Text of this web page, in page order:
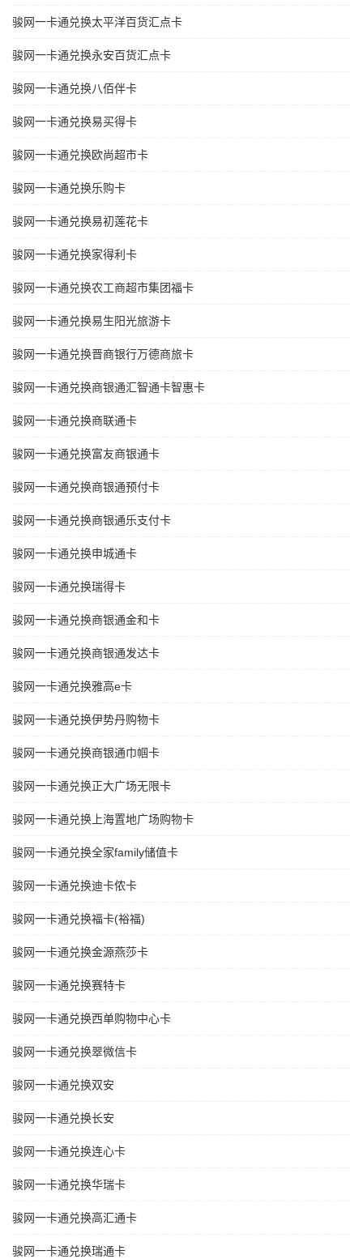
骏网一卡通兑换太平洋百货汇点卡
骏网一卡通兑换永安百货汇点卡
骏网一卡通兑换八佰伴卡
骏网一卡通兑换易买得卡
骏网一卡通兑换欧尚超市卡
骏网一卡通兑换乐购卡
骏网一卡通兑换易初莲花卡
骏网一卡通兑换家得利卡
骏网一卡通兑换农工商超市集团福卡
骏网一卡通兑换易生阳光旅游卡
骏网一卡通兑换晋商银行万德商旅卡
骏网一卡通兑换商银通汇智通卡智惠卡
骏网一卡通兑换商联通卡
骏网一卡通兑换富友商银通卡
骏网一卡通兑换商银通预付卡
骏网一卡通兑换商银通乐支付卡
骏网一卡通兑换申城通卡
骏网一卡通兑换瑞得卡
骏网一卡通兑换商银通金和卡
骏网一卡通兑换商银通发达卡
骏网一卡通兑换雅高e卡
骏网一卡通兑换伊势丹购物卡
骏网一卡通兑换商银通巾帼卡
骏网一卡通兑换正大广场无限卡
骏网一卡通兑换上海置地广场购物卡
骏网一卡通兑换全家family储值卡
骏网一卡通兑换迪卡侬卡
骏网一卡通兑换福卡(裕福)
骏网一卡通兑换金源燕莎卡
骏网一卡通兑换赛特卡
骏网一卡通兑换西单购物中心卡
骏网一卡通兑换翠微信卡
骏网一卡通兑换双安
骏网一卡通兑换长安
骏网一卡通兑换连心卡
骏网一卡通兑换华瑞卡
骏网一卡通兑换高汇通卡
骏网一卡通兑换瑞通卡